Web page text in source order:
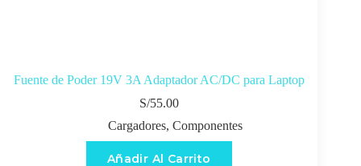
Fuente de Poder 19V 3A Adaptador AC/DC para Laptop
S/55.00
Cargadores, Componentes
Añadir Al Carrito